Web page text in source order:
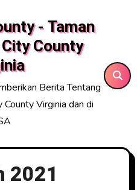
- Taman
County
Berita Tentang
County Virginia dan di
2021